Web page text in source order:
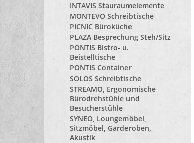
INTAVIS Stauraumelemente
MONTEVO Schreibtische
PICNIC Büroküche
PLAZA Besprechung Steh/Sitz
PONTIS Bistro- u.
Beistelltische
PONTIS Container
SOLOS Schreibtische
STREAMO, Ergonomische
Bürodrehstühle und
Besucherstühle
SYNEO, Loungemöbel,
Sitzmöbel, Garderoben,
Akustik